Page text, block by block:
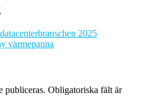
2025
värmepanna
publiceras. Obligatoriska fält är